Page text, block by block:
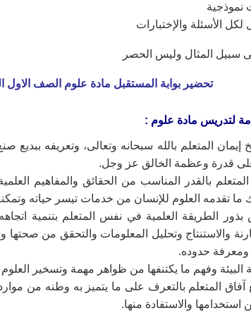
نموذجية
لكل الأسئلة والإختبارات
سبيل المثال وليس الحصر
تحضير بوابة المستقبل مادة علوم الصف الاول
لتدريس مادة علوم :
إيمان المتعلم بالله سبحانه وتعالى، وتعريفه
قدرة وعظمة الخالق عز وجل.
المتعلم بالقدر المناسب من الحقائق والمفاهيم
ما تقدمه العلوم للإنسان من خدمات تيسر حياته
الطريقة العلمية في نفس المتعلم بتنمية
والاستنتاج وتحليل المعلومات والتحقق من
ومعرفة حدوده.
البيئة وفهم ما يكتنفها من ظواهر مهمة وتسخير
آفاق المتعلم بالتعرف على ما يتميز به وطنه من
استخدامها والاستفادة منها.